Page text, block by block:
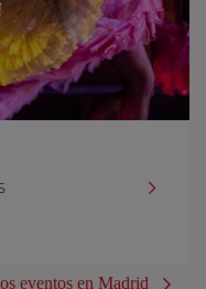
eventos en Madrid